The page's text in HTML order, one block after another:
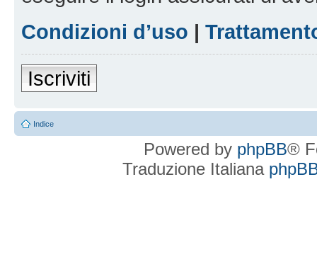
Condizioni d’uso |
Iscriviti
Indice
Powered by phpBB®
Traduzione Italiana